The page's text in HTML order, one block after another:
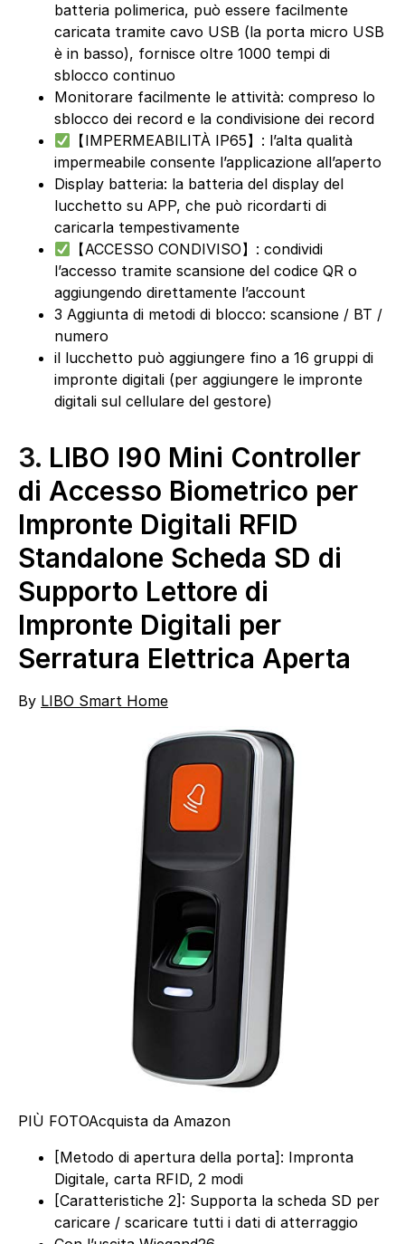
batteria polimerica, può essere facilmente
caricata tramite cavo USB (la porta micro USB
è in basso), fornisce oltre 1000 tempi di
sblocco continuo
Monitorare facilmente le attività: compreso lo
sblocco dei record e la condivisione dei record
【IMPERMEABILITÀ IP65】: l’alta qualità
impermeabile consente l’applicazione all’aperto
Display batteria: la batteria del display del
lucchetto su APP, che può ricordarti di
caricarla tempestivamente
【ACCESSO CONDIVISO】: condividi
l’accesso tramite scansione del codice QR o
aggiungendo direttamente l’account
3 Aggiunta di metodi di blocco: scansione / BT /
numero
il lucchetto può aggiungere fino a 16 gruppi di
impronte digitali (per aggiungere le impronte
digitali sul cellulare del gestore)
3. LIBO I90 Mini Controller
di Accesso Biometrico per
Impronte Digitali RFID
Standalone Scheda SD di
Supporto Lettore di
Impronte Digitali per
Serratura Elettrica Aperta
By LIBO Smart Home
PIÙ FOTOAcquista da Amazon
[Metodo di apertura della porta]: Impronta
Digitale, carta RFID, 2 modi
[Caratteristiche 2]: Supporta la scheda SD per
caricare / scaricare tutti i dati di atterraggio